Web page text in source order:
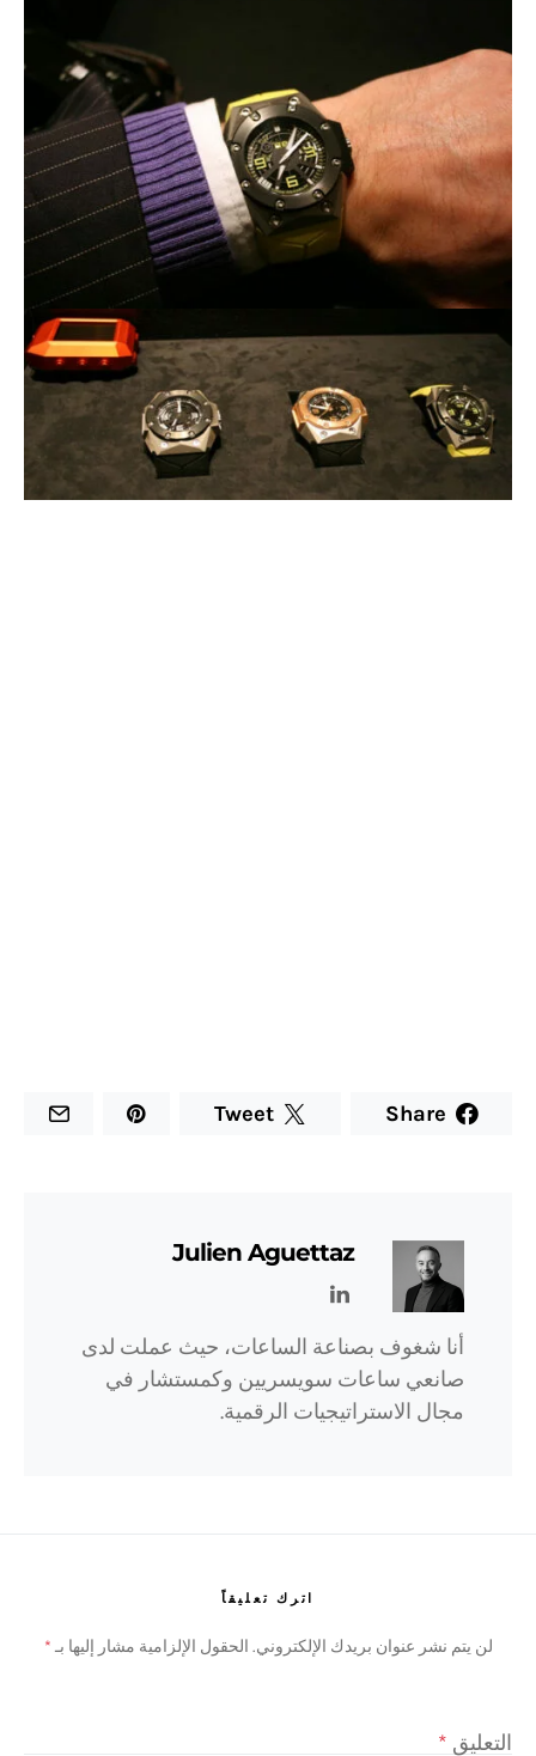
Share
Tweet
Julien Aguettaz
أنا شغوف بصناعة الساعات، حيث عملت لدى
صانعي ساعات سويسريين وكمستشار في
مجال الاستراتيجيات الرقمية.
اترك تعليقاً
لن يتم نشر عنوان بريدك الإلكتروني. الحقول الإلزامية مشار إليها بـ *
التعليق *